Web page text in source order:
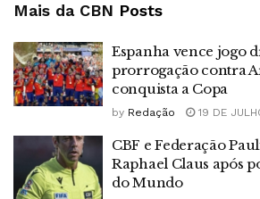
Mais da CBN Posts
Espanha vence jogo
prorrogação contra
conquista a Copa
by Redação 19 DE
CBF e Federação
Raphael Claus após
do Mundo